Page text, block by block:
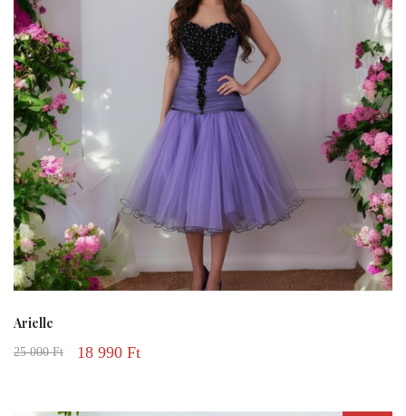
Arielle
25 000Ft 18 990 Ft